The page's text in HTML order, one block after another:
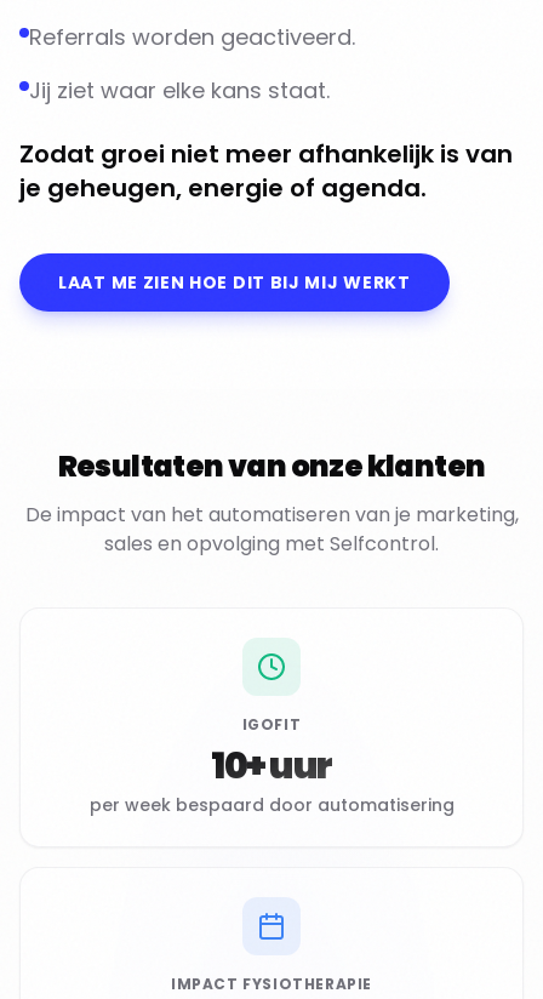
Referrals worden geactiveerd.
Jij ziet waar elke kans staat.
Zodat groei niet meer afhankelijk is van
je geheugen, energie of agenda.
LAAT ME ZIEN HOE DIT BIJ MIJ WERKT
Resultaten van onze klanten
De impact van het automatiseren van je marketing,
sales en opvolging met Selfcontrol.
IGOFIT
10+ uur
per week bespaard door automatisering
IMPACT FYSIOTHERAPIE